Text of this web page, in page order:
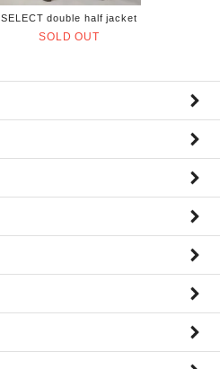
SELECT double half jacket
SOLD OUT